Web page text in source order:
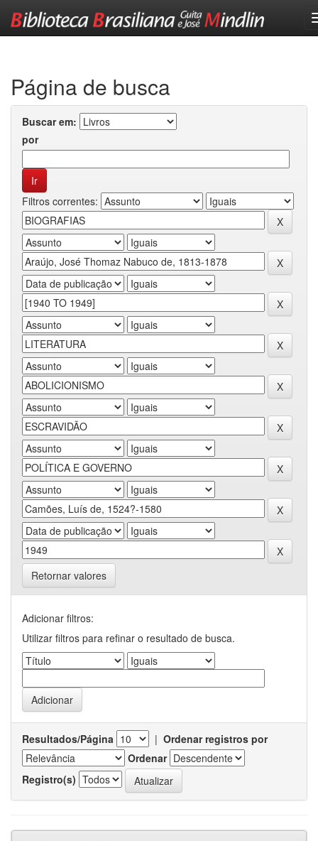
Página de busca
Buscar em:
por
Filtros correntes:
Retornar valores
Adicionar filtros:
Utilizar filtros para refinar o resultado de busca.
Resultados/Página | Ordenar registros por
Ordenar
Registro(s)